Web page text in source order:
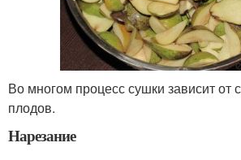
Во многом процесс сушки зависит от
плодов.
Нарезание